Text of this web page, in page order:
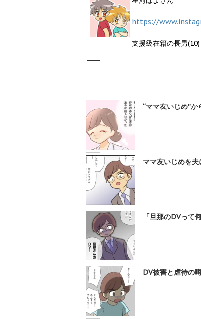
https://
支援級在籍の長男
“ママ友いじめ”
ママ友いじめを
「旦那のDVって
DV被害と虐待の